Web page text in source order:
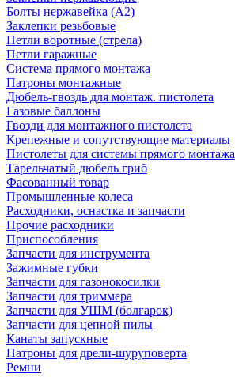
Болты нержавейка (А2)
Заклепки резьбовые
Петли воротные (стрела)
Петли гаражные
Система прямого монтажа
Патроны монтажные
Дюбель-гвоздь для монтаж. пистолета
Газовые баллоны
Гвозди для монтажного пистолета
Крепежные и сопутствующие материалы
Пистолеты для системы прямого монтажа
Тарельчатый дюбель гриб
Фасованный товар
Промышленные колеса
Расходники, оснастка и запчасти
Прочие расходники
Приспособления
Запчасти для инструмента
Зажимные губки
Запчасти для газонокосилки
Запчасти для триммера
Запчасти для УШМ (болгарок)
Запчасти для цепной пилы
Канаты запускные
Патроны для дрели-шуруповерта
Ремни